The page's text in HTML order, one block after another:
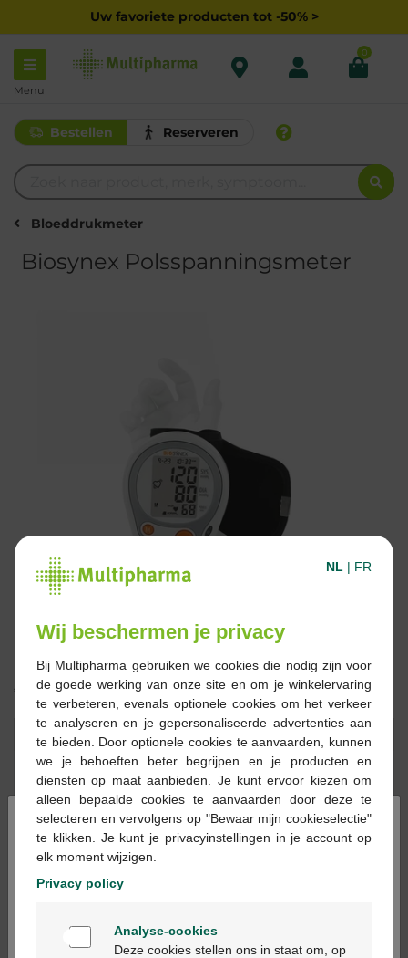
Uw favoriete producten tot -50% >
Menu
0
Bestellen Reserveren
Bloeddrukmeter
Biosynex Polsspanningsmeter
€ 32,00
Bestellen Reserveren
Op voorraad online
- + In winkelmandje
Max. aantal = 9
werkdag geleverd
×
Bienvenue
NL | FR
Wij beschermen je privacy
Bij Multipharma gebruiken we cookies die nodig zijn voor
de goede werking van onze site en om je winkelervaring
te verbeteren, evenals optionele cookies om het verkeer
te analyseren en je gepersonaliseerde advertenties aan
te bieden. Door optionele cookies te aanvaarden, kunnen
we je behoeften beter begrijpen en je producten en
diensten op maat aanbieden. Je kunt ervoor kiezen om
alleen bepaalde cookies te aanvaarden door deze te
selecteren en vervolgens op "Bewaar mijn cookieselectie"
te klikken. Je kunt je privacyinstellingen in je account op
elk moment wijzigen.
Privacy policy
Analyse-cookies
Deze cookies stellen ons in staat om, op